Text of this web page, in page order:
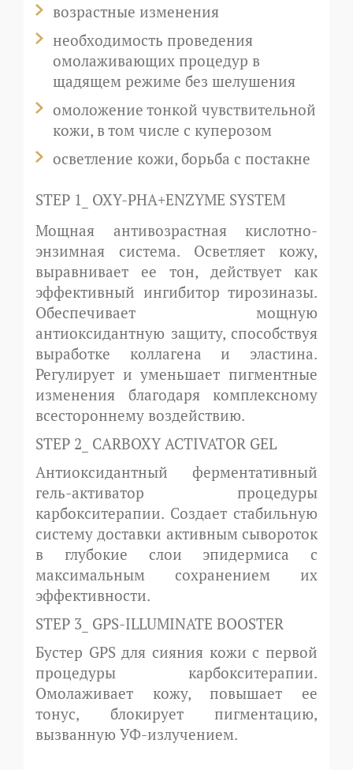
возрастные изменения
необходимость проведения
омолаживающих процедур в
щадящем режиме без шелушения
омоложение тонкой чувствительной
кожи, в том числе с куперозом
осветление кожи, борьба с постакне
STEP 1_ OXY-PHA+ENZYME SYSTEM
Мощная антивозрастная кислотно-
энзимная система. Осветляет кожу,
выравнивает ее тон, действует как
эффективный ингибитор тирозиназы.
Обеспечивает мощную
антиоксидантную защиту, способствуя
выработке коллагена и эластина.
Регулирует и уменьшает пигментные
изменения благодаря комплексному
всестороннему воздействию.
STEP 2_ CARBOXY ACTIVATOR GEL
Антиоксидантный ферментативный
гель-активатор процедуры
карбокситерапии. Создает стабильную
систему доставки активным сывороток
в глубокие слои эпидермиса с
максимальным сохранением их
эффективности.
STEP 3_ GPS-ILLUMINATE BOOSTER
Бустер GPS для сияния кожи с первой
процедуры карбокситерапии.
Омолаживает кожу, повышает ее
тонус, блокирует пигментацию,
вызванную УФ-излучением.